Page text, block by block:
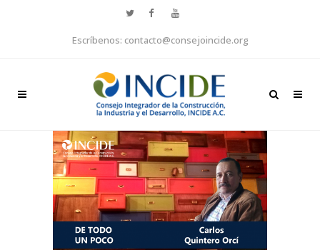
Escríbenos: contacto@consejoincide.org